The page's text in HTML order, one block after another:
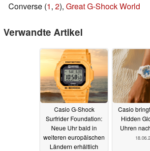
Converse (1, 2), Great G-Shock World
Verwandte Artikel
Casio G-Shock
Surfrider Foundation:
Neue Uhr bald in
weiteren europäischen
Ländern erhältlich
Casio
Hidden
Uhren